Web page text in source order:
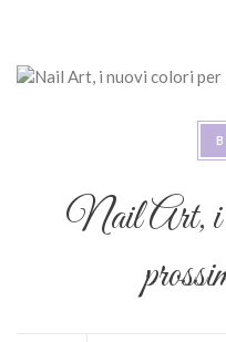
Nail Art, i